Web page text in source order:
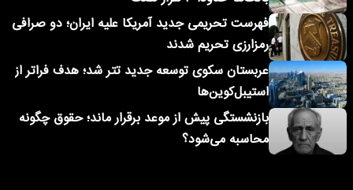
فهرست تحریمی جدید آمریکا علیه ایران؛ دو صرافی
رمزارزی تحریم شدند
عربستان سکوی توسعه جدید تتر شد؛ هدف فراتر از
استیبل‌کوین‌ها
بازنشستگی پیش از موعد برقرار ماند؛ حقوق چگونه
محاسبه می‌شود؟